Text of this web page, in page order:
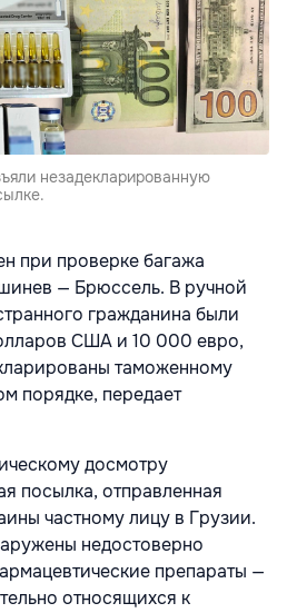
незадекларированную
при проверке багажа
— Брюссель. В ручной
гражданина были
США и 10 000 евро,
таможенному
порядке, передает
досмотру
посылка, отправленная
частному лицу в Грузии.
недостоверно
препараты —
относящихся к